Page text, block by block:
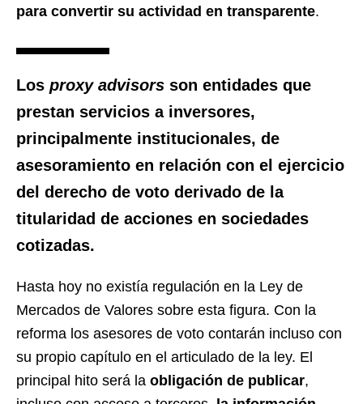
para convertir su actividad en transparente.
Los proxy advisors son entidades que
prestan servicios a inversores,
principalmente institucionales, de
asesoramiento en relación con el ejercicio
del derecho de voto derivado de la
titularidad de acciones en sociedades
cotizadas.
Hasta hoy no existía regulación en la Ley de
Mercados de Valores sobre esta figura. Con la
reforma los asesores de voto contarán incluso con
su propio capítulo en el articulado de la ley. El
principal hito será la obligación de publicar,